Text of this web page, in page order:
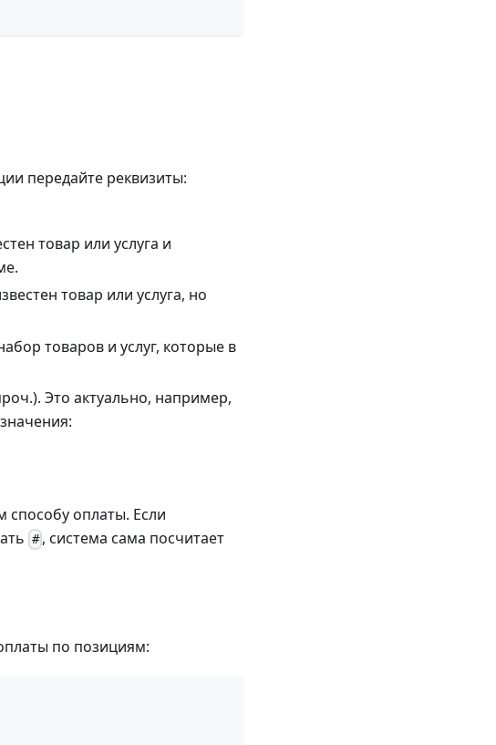
передайте реквизиты:
товар или услуга и
товар или услуга, но
товаров и услуг, которые в
Это актуально, например,
способу оплаты. Если
#, система сама посчитает
по позициям: